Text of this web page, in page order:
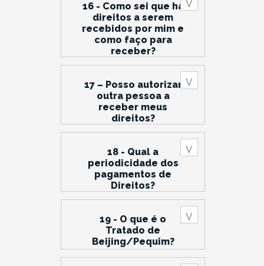
16 - Como sei que há
direitos a serem
recebidos por mim e
como faço para
receber?
17 – Posso autorizar
outra pessoa a
receber meus
direitos?
18 - Qual a
periodicidade dos
pagamentos de
Direitos?
19 - O que é o
Tratado de
Beijing/Pequim?